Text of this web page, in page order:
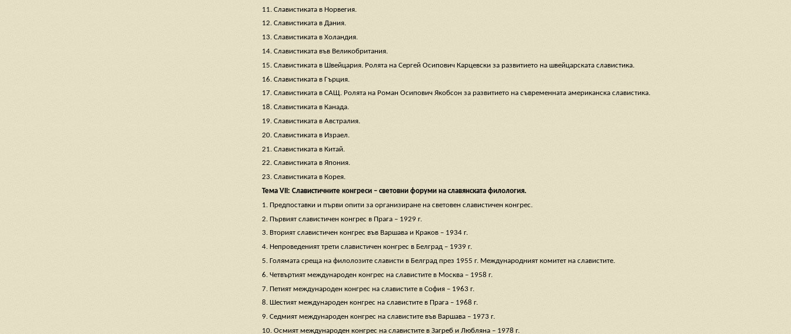
11. Славистиката в Норвегия.
12. Славистиката в Дания.
13. Славистиката в Холандия.
14. Славистиката във Великобритания.
15. Славистиката в Швейцария. Ролята на Сергей Осипович Карцевски за развитието на швейцарската славистика.
16. Славистиката в Гърция.
17. Славистиката в САЩ. Ролята на Роман Осипович Якобсон за развитието на съвременната американска славистика.
18. Славистиката в Канада.
19. Славистиката в Австралия.
20. Славистиката в Израел.
21. Славистиката в Китай.
22. Славистиката в Япония.
23. Славистиката в Корея.
Тема VІІ: Славистичните конгреси – световни форуми на славянската филология.
1. Предпоставки и първи опити за организиране на световен славистичен конгрес.
2. Първият славистичен конгрес в Прага – 1929 г.
3. Вторият славистичен конгрес във Варшава и Краков – 1934 г.
4. Непроведеният трети славистичен конгрес в Белград – 1939 г.
5. Голямата среща на филолозите слависти в Белград през 1955 г. Международният комитет на славистите.
6. Четвъртият международен конгрес на славистите в Москва – 1958 г.
7. Петият международен конгрес на славистите в София – 1963 г.
8. Шестият международен конгрес на славистите в Прага – 1968 г.
9. Седмият международен конгрес на славистите във Варшава – 1973 г.
10. Осмият международен конгрес на славистите в Загреб и Любляна – 1978 г.